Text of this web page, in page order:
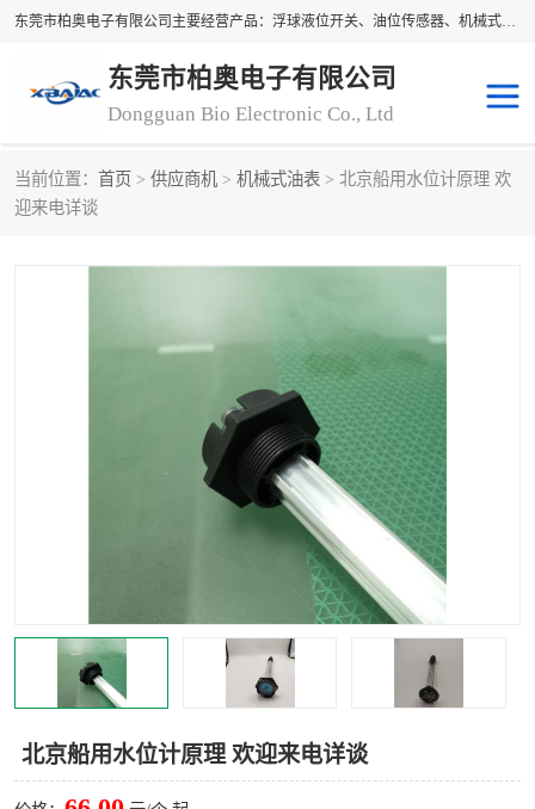
东莞市柏奥电子有限公司主要经营产品：浮球液位开关、油位传感器、机械式油表、浮球液位计、水位控制浮球阀、料位开关，水流开关、油水位控制配套仪表等。柏奥电子，您可信赖的合作伙伴
东莞市柏奥电子有限公司
Dongguan Bio Electronic Co., Ltd
当前位置： 首页 > 供应商机 > 机械式油表 > 北京船用水位计原理 欢
迎来电详谈
北京船用水位计原理 欢迎来电详谈
浮球液位开关
机械式油表 水流开关
浮球阀
转速表